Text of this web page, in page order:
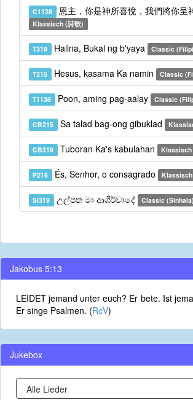
C1138 恩主，你是神所喜悅，我們將你呈
Klassisch (詩歌)
T319 Halina, Bukal ng b'yaya Classic
T215 Hesus, kasama Ka namin Classic
T1138 Poon, aming pag-aalay Classic
CB215 Sa talad bag-ong gibuklad
CB319 Tuboran Ka's kabulahan Klassisch
P216 És, Senhor, o consagrado
Si319 උල්පත මා ආශීර්වාදේ Classic (Sinhala)
Jakobus 5:13
LEIDET jemand unter euch? Er bete. Ist
Er singe Psalmen. (RcV)
Jukebox